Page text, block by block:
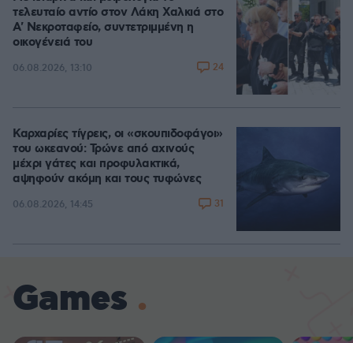
τελευταίο αντίο στον Λάκη Χαλκιά στο
A' Νεκροταφείο, συντετριμμένη η
οικογένειά του
06.08.2026, 13:10 24
Καρχαρίες τίγρεις, οι «σκουπιδοφάγοι»
του ωκεανού: Τρώνε από αχινούς
μέχρι γάτες και προφυλακτικά,
αψηφούν ακόμη και τους τυφώνες
06.08.2026, 14:45 31
Games